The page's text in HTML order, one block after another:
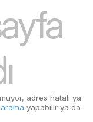
adres hatalı ya
arama yapabilir ya da